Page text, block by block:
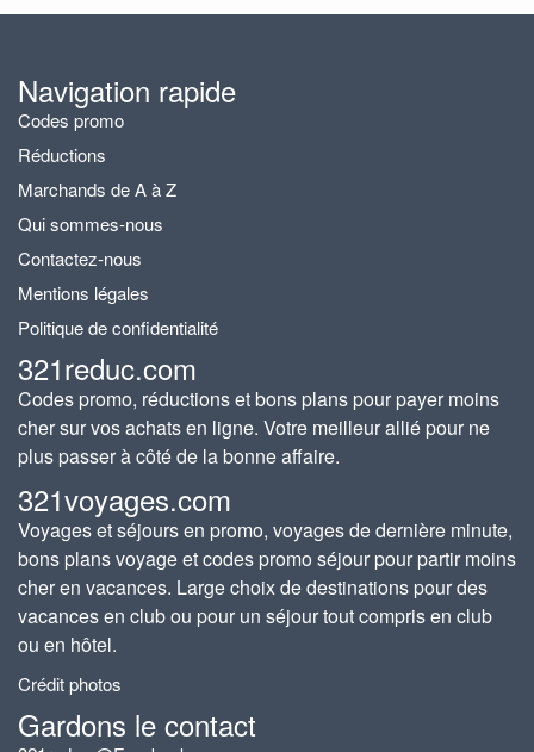
Navigation rapide
Codes promo
Réductions
Marchands de A à Z
Qui sommes-nous
Contactez-nous
Mentions légales
Politique de confidentialité
321reduc.com
Codes promo, réductions et bons plans pour payer moins
cher sur vos achats en ligne. Votre meilleur allié pour ne
plus passer à côté de la bonne affaire.
321voyages.com
Voyages et séjours en promo, voyages de dernière minute,
bons plans voyage et codes promo séjour pour partir moins
cher en vacances. Large choix de destinations pour des
vacances en club ou pour un séjour tout compris en club
ou en hôtel.
Crédit photos
Gardons le contact